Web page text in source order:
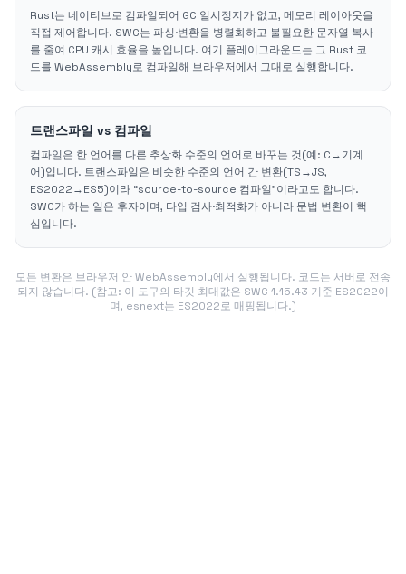
Rust는 네이티브로 컴파일되어 GC 일시정지가 없고, 메모리 레이아웃을
직접 제어합니다. SWC는 파싱·변환을 병렬화하고 불필요한 문자열 복사
를 줄여 CPU 캐시 효율을 높입니다. 여기 플레이그라운드는 그 Rust 코
드를 WebAssembly로 컴파일해 브라우저에서 그대로 실행합니다.
트랜스파일 vs 컴파일
컴파일은 한 언어를 다른 추상화 수준의 언어로 바꾸는 것(예: C→기계
어)입니다. 트랜스파일은 비슷한 수준의 언어 간 변환(TS→JS,
ES2022→ES5)이라 “source-to-source 컴파일”이라고도 합니다.
SWC가 하는 일은 후자이며, 타입 검사·최적화가 아니라 문법 변환이 핵
심입니다.
모든 변환은 브라우저 안 WebAssembly에서 실행됩니다. 코드는 서버로 전송
되지 않습니다. (참고: 이 도구의 타깃 최대값은 SWC 1.15.43 기준 ES2022이
며, esnext는 ES2022로 매핑됩니다.)